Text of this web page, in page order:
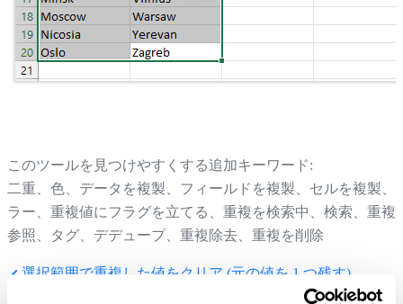
このツールを見つけやすくする追加キーワード:
二重、色、データを複製、フィールドを複製、セルを複製、
ラー、重複値にフラグを立てる、重複を検索中、検索、重複
参照、タグ、デデュープ、重複除去、重複を削除
選択範囲で重複した値をクリア (元の値を 1 つ残す)